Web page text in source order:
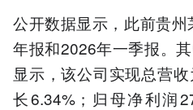
公开数据显示，此前贵
年报和2026年一季报。
显示，该公司实现总营
长6.34%；归母净利润